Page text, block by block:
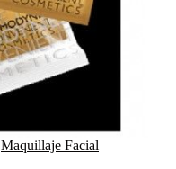
Maquillaje Facial